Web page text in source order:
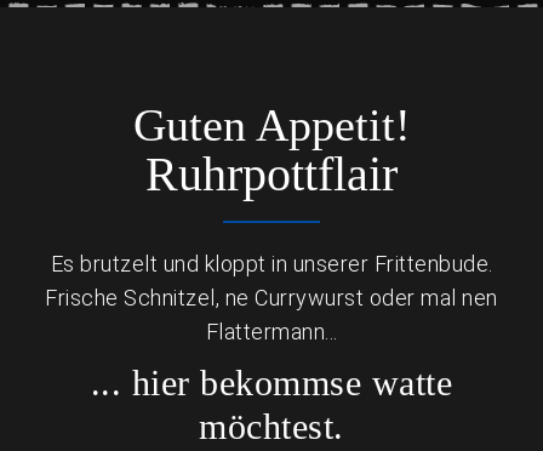
Guten Appetit!
Ruhrpottflair
Es brutzelt und kloppt in unserer Frittenbude.
Frische Schnitzel, ne Currywurst oder mal nen
Flattermann...
... hier bekommse watte
möchtest.